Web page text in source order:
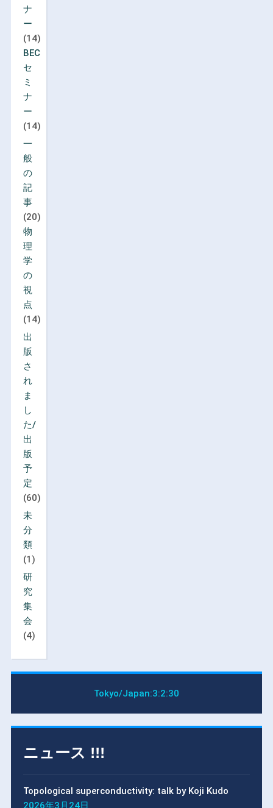
ナ
ー
(14)
BEC
セ
ミ
ナ
ー
(14)
一
般
の
記
事
(20)
物
理
学
の
視
点
(14)
出
版
さ
れ
ま
し
た/
出
版
予
定
(60)
未
分
類
(1)
研
究
集
会
(4)
Tokyo/Japan:3:2:30
ニュース !!!
Topological superconductivity: talk by Koji Kudo
2026年3月24日